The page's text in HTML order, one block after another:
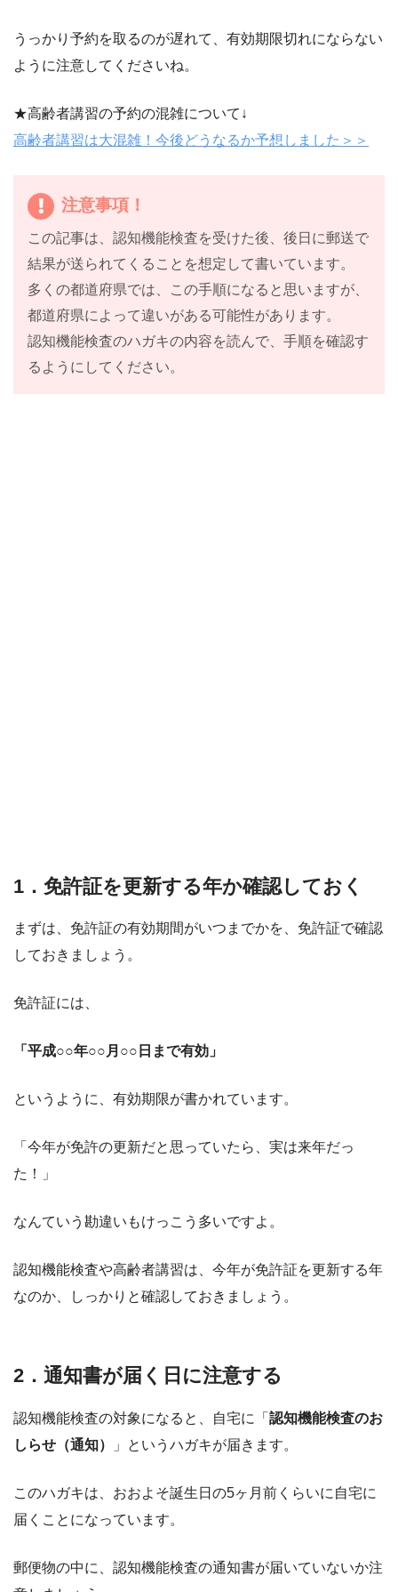
うっかり予約を取るのが遅れて、有効期限切れにならない
ように注意してくださいね。
★高齢者講習の予約の混雑について↓
高齢者講習は大混雑！今後どうなるか予想しました＞＞
注意事項！
この記事は、認知機能検査を受けた後、後日に郵送で
結果が送られてくることを想定して書いています。
多くの都道府県では、この手順になると思いますが、
都道府県によって違いがある可能性があります。
認知機能検査のハガキの内容を読んで、手順を確認す
るようにしてください。
1．免許証を更新する年か確認しておく
まずは、免許証の有効期間がいつまでかを、免許証で確認
しておきましょう。
免許証には、
「平成○○年○○月○○日まで有効」
というように、有効期限が書かれています。
「今年が免許の更新だと思っていたら、実は来年だっ
た！」
なんていう勘違いもけっこう多いですよ。
認知機能検査や高齢者講習は、今年が免許証を更新する年
なのか、しっかりと確認しておきましょう。
2．通知書が届く日に注意する
認知機能検査の対象になると、自宅に「 認知機能検査のお
しらせ（通知）
」というハガキが届きます。
このハガキは、おおよそ誕生日の5ヶ月前くらいに自宅に
届くことになっています。
郵便物の中に、認知機能検査の通知書が届いていないか注